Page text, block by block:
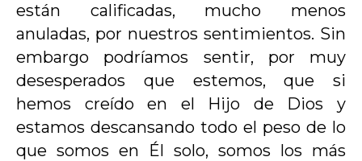
están calificadas, mucho menos
anuladas, por nuestros sentimientos. Sin
embargo podríamos sentir, por muy
desesperados que estemos, que si
hemos creído en el Hijo de Dios y
estamos descansando todo el peso de lo
que somos en Él solo, somos los más